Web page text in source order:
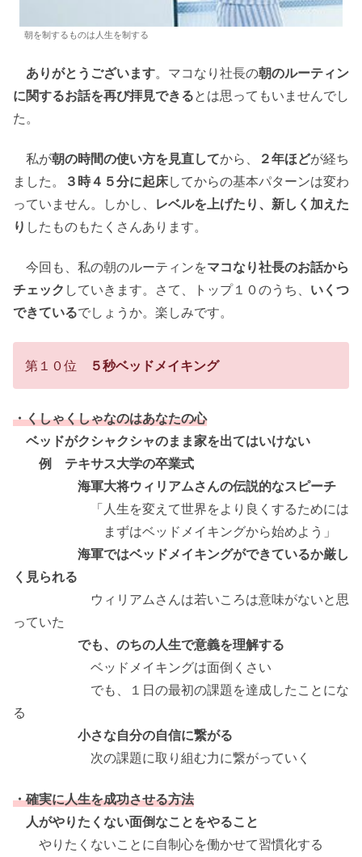
朝を制するものは人生を制する
ありがとうございます。マコなり社長の朝のルーティン
に関するお話を再び拝見できるとは思ってもいませんでし
た。
私が朝の時間の使い方を見直してから、 ２年ほどが経ち
ました。
３時４５分に起床してからの基本パターンは変わ
っていません。しかし、 レベルを上げたり、新しく加えた
り したものもたくさんあります。
今回も、私の朝のルーティンをマコなり社長のお話から
チェック していきます。さて、トップ１０のうち、 いくつ
できているでしょうか。楽しみです。
第１０位 ５秒ベッドメイキング
・くしゃくしゃなのはあなたの心
ベッドがクシャクシャのまま家を出てはいけない
例 テキサス大学の卒業式
海軍大将ウィリアムさんの伝説的なスピーチ
「人生を変えて世界をより良くするためには
まずはベッドメイキングから始めよう」
海軍ではベッドメイキングができているか厳し
く見られる
ウィリアムさんは若いころは意味がないと思
っていた
でも、のちの人生で意義を理解する
ベッドメイキングは面倒くさい
でも、１日の最初の課題を達成したことにな
る
小さな自分の自信に繋がる
次の課題に取り組む力に繋がっていく
・確実に人生を成功させる方法
人がやりたくない面倒なことをやること
やりたくないことに自制心を働かせて習慣化する